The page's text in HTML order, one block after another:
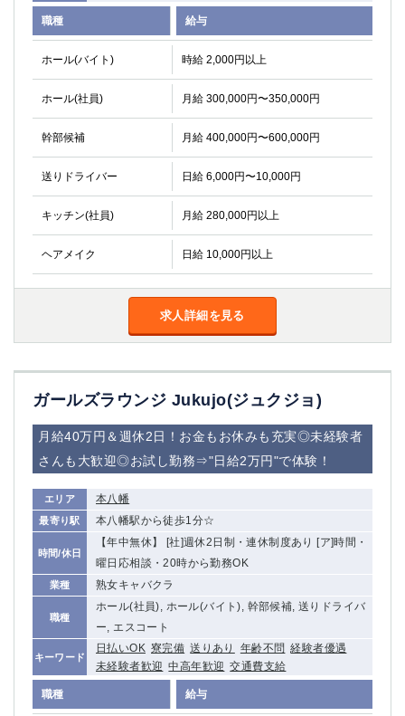
職種 給与
ホール(バイト) 時給 2,000円以上
ホール(社員) 月給 300,000円〜350,000円
幹部候補 月給 400,000円〜600,000円
送りドライバー 日給 6,000円〜10,000円
キッチン(社員) 月給 280,000円以上
ヘアメイク 日給 10,000円以上
求人詳細を見る
ガールズラウンジ Jukujo(ジュクジョ)
月給40万円＆週休2日！お金もお休みも充実◎未経験者
さんも大歓迎◎お試し勤務⇒"日給2万円"で体験！
エリア 本八幡
最寄り駅 本八幡駅から徒歩1分☆
時間/休日
【年中無休】 [社]週休2日制・連休制度あり [ア]時間・
曜日応相談・20時から勤務OK
業種 熟女キャバクラ
職種
ホール(社員), ホール(バイト), 幹部候補, 送りドライバ
ー, エスコート
キーワード
日払いOK 寮完備 送りあり 年齢不問 経験者優遇
未経験者歓迎 中高年歓迎 交通費支給
職種 給与
厚木
横須賀
桜木町
埼玉県
志木
川越
草加
南浦和
所沢
熊谷
獨協大学前＜草加松原＞
春日部
川口
蕨
千葉県
津田沼
成田
千葉
西船橋
佐倉
柏（西口）
木更津
下総中山
茂原
松戸
八千代台
本八幡
栃木県
宇都宮
小山
東武宇都宮（宇都宮西口）
茨城県
土浦 ひたち野うしく
群馬県